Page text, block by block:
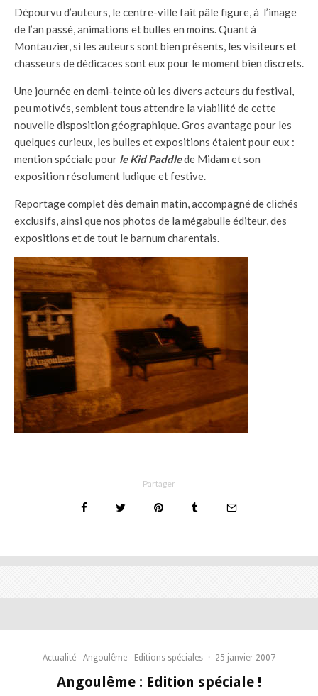
Dépourvu d’auteurs, le centre-ville fait pâle figure, à l’image
de l’an passé, animations et bulles en moins. Quant à
Montauzier, si les auteurs sont bien présents, les visiteurs et
chasseurs de dédicaces sont eux pour le moment bien discrets.
Une journée en demi-teinte où les divers acteurs du festival,
peu motivés, semblent tous attendre la viabilité de cette
nouvelle disposition géographique. Gros avantage pour les
quelques curieux, les bulles et expositions étaient pour eux :
mention spéciale pour le Kid Paddlede Midam et son
exposition résolument ludique et festive.
Reportage complet dès demain matin, accompagné de clichés
exclusifs, ainsi que nos photos de la mégabulle éditeur, des
expositions et de tout le barnum charentais.
Partager
Actualité Angoulême Editions spéciales · 25 janvier 2007
Angoulême : Edition spéciale !